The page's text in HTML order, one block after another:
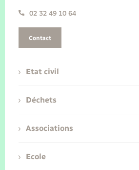
02 32 49 10 64
Contact
Etat civil
Déchets
Associations
Ecole